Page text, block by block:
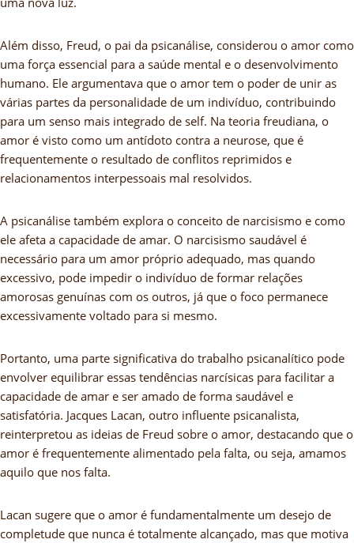
Além disso, Freud, o pai da psicanálise, considerou o amor como
uma força essencial para a saúde mental e o desenvolvimento
humano. Ele argumentava que o amor tem o poder de unir as
várias partes da personalidade de um indivíduo, contribuindo
para um senso mais integrado de self. Na teoria freudiana, o
amor é visto como um antídoto contra a neurose, que é
frequentemente o resultado de conflitos reprimidos e
relacionamentos interpessoais mal resolvidos.
A psicanálise também explora o conceito de narcisismo e como
ele afeta a capacidade de amar. O narcisismo saudável é
necessário para um amor próprio adequado, mas quando
excessivo, pode impedir o indivíduo de formar relações
amorosas genuínas com os outros, já que o foco permanece
excessivamente voltado para si mesmo.
Portanto, uma parte significativa do trabalho psicanalítico pode
envolver equilibrar essas tendências narcísicas para facilitar a
capacidade de amar e ser amado de forma saudável e
satisfatória. Jacques Lacan, outro influente psicanalista,
reinterpretou as ideias de Freud sobre o amor, destacando que o
amor é frequentemente alimentado pela falta, ou seja, amamos
aquilo que nos falta.
Lacan sugere que o amor é fundamentalmente um desejo de
completude que nunca é totalmente alcançado, mas que motiva